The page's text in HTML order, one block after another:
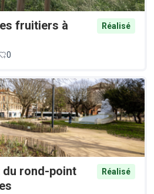
fruitiers à
Réalisé
0
du rond-point
Réalisé